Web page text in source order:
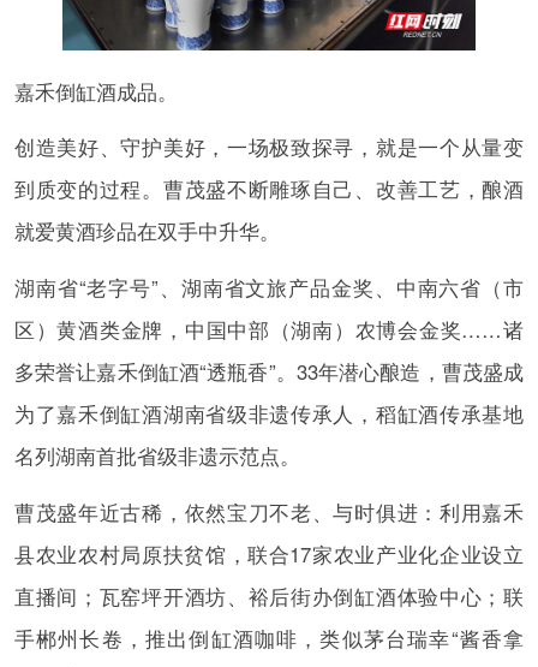
嘉禾倒缸酒成品。
创造美好、守护美好，一场极致探寻，就是一个从量变
到质变的过程。曹茂盛不断雕琢自己、改善工艺，酿酒
就爱黄酒珍品在双手中升华。
湖南省“老字号”、湖南省文旅产品金奖、中南六省（市
区）黄酒类金牌，中国中部（湖南）农博会金奖……诸
多荣誉让嘉禾倒缸酒“透瓶香”。33年潜心酿造，曹茂盛成
为了嘉禾倒缸酒湖南省级非遗传承人，稻缸酒传承基地
名列湖南首批省级非遗示范点。
曹茂盛年近古稀，依然宝刀不老、与时俱进：利用嘉禾
县农业农村局原扶贫馆，联合17家农业产业化企业设立
直播间；瓦窑坪开酒坊、裕后街办倒缸酒体验中心；联
手郴州长卷，推出倒缸酒咖啡，类似茅台瑞幸“酱香拿